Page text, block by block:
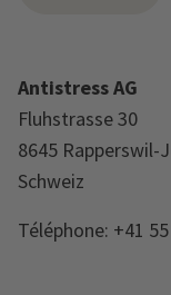
Antistress AG
Fluhstrasse 30
8645 Rapperswil-
Schweiz
Téléphone: +41